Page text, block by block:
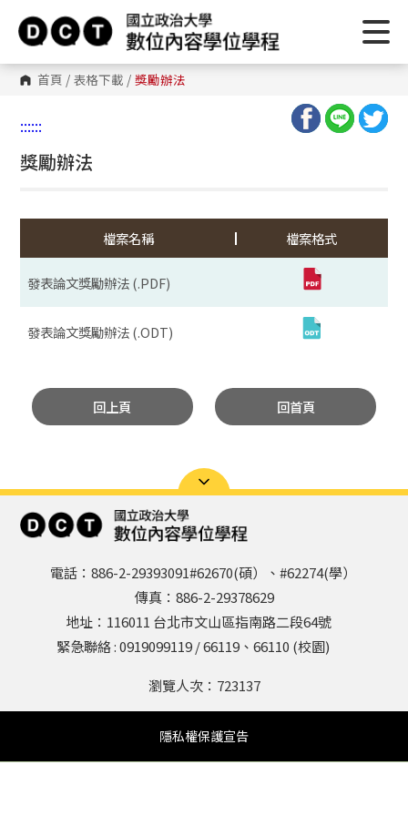
首頁 / 表格下載 / 獎勵辦法
::::::
獎勵辦法
檔案名稱 檔案格式
發表論文獎勵辦法 (.PDF)
發表論文獎勵辦法 (.ODT)
回上頁 回首頁
電話：886-2-29393091#62670(碩）、#62274(學）
傳真：886-2-29378629
地址：116011 台北市文山區指南路二段64號
緊急聯絡 : 0919099119 / 66119、66110 (校園)
瀏覽人次： 723137
隱私權保護宣告